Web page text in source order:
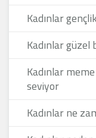
Kadınlar
Kadınlar
Kadınlar
seviyor
Kadınlar ne